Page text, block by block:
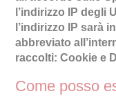
l’indirizzo IP degli
l’indirizzo IP sarà
abbreviato
raccolti: Cookie e
Come posso